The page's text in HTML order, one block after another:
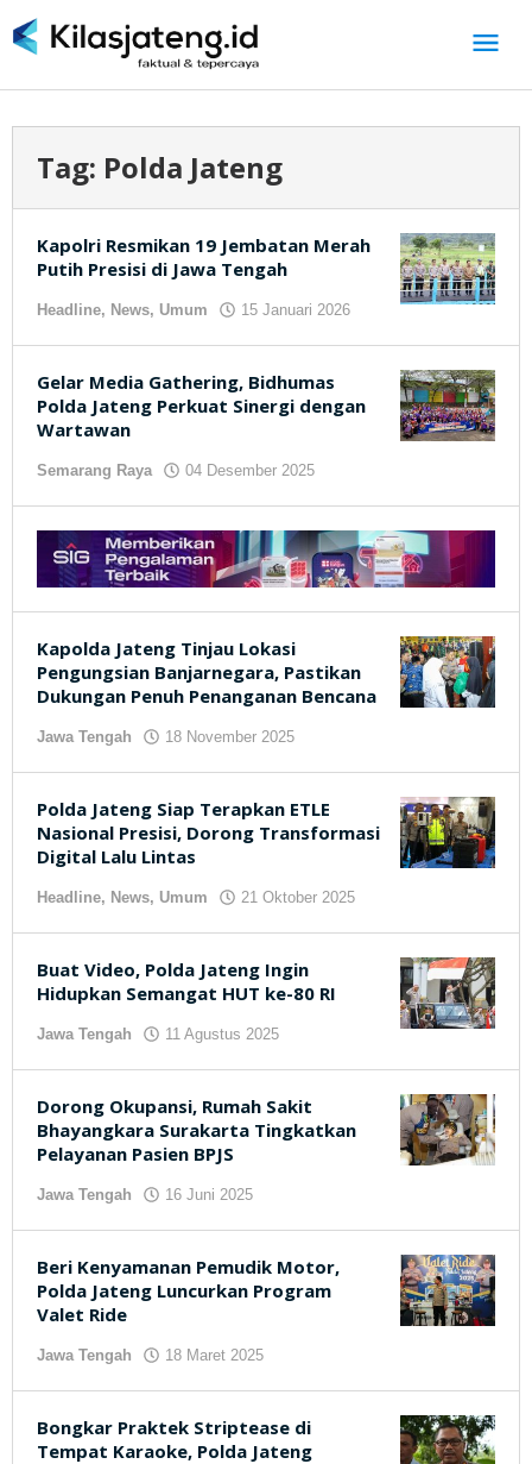
ke
Tag: Polda Jateng
Kapolri Resmikan 19 Jembatan Merah
Putih Presisi di Jawa Tengah
Headline, News, Umum 15 Januari 2026
Gelar Media Gathering, Bidhumas
Polda Jateng Perkuat Sinergi dengan
Wartawan
Semarang Raya 04 Desember 2025
Kapolda Jateng Tinjau Lokasi
Pengungsian Banjarnegara, Pastikan
Dukungan Penuh Penanganan Bencana
Jawa Tengah 18 November 2025
Polda Jateng Siap Terapkan ETLE
Nasional Presisi, Dorong Transformasi
Digital Lalu Lintas
Headline, News, Umum 21 Oktober 2025
Buat Video, Polda Jateng Ingin
Hidupkan Semangat HUT ke-80 RI
Jawa Tengah 11 Agustus 2025
Dorong Okupansi, Rumah Sakit
Bhayangkara Surakarta Tingkatkan
Pelayanan Pasien BPJS
Jawa Tengah 16 Juni 2025
Beri Kenyamanan Pemudik Motor,
Polda Jateng Luncurkan Program
Valet Ride
Jawa Tengah 18 Maret 2025
Bongkar Praktek Striptease di
Tempat Karaoke, Polda Jateng